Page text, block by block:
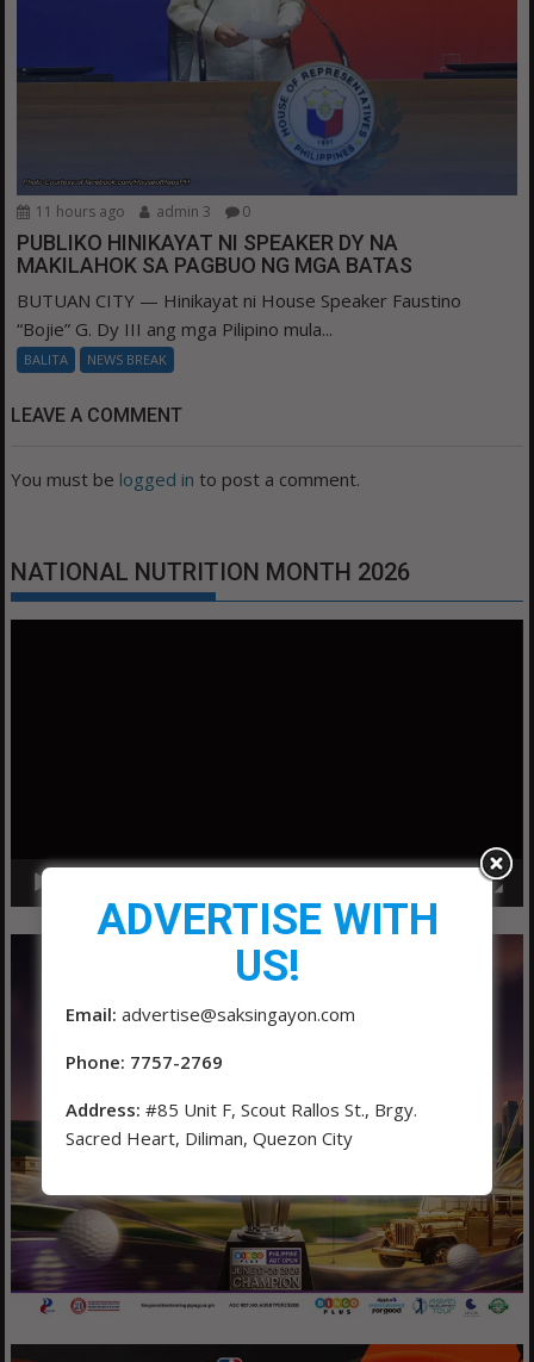
11 hours ago admin 3 0
PUBLIKO HINIKAYAT NI SPEAKER DY NA
MAKILAHOK SA PAGBUO NG MGA BATAS
BUTUAN CITY — Hinikayat ni House Speaker Faustino
“Bojie” G. Dy III ang mga Pilipino mula...
BALITA NEWS BREAK
LEAVE A COMMENT
You must be logged in to post a comment.
NATIONAL NUTRITION MONTH 2026
ADVERTISE WITH
US!
Email: advertise@saksingayon.com
Phone: 7757-2769
Address: #85 Unit F, Scout Rallos St., Brgy.
Sacred Heart, Diliman, Quezon City